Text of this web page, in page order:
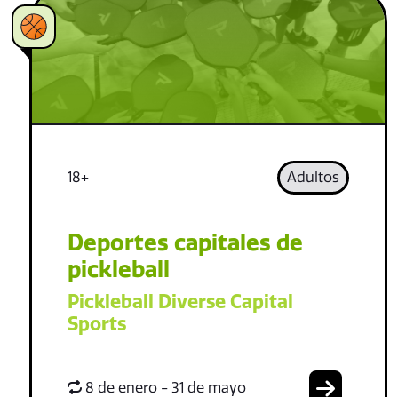
18+ Adultos
Deportes capitales de
pickleball
Pickleball Diverse Capital
Sports
8 de enero - 31 de mayo